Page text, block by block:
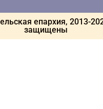
епархия, 2013-
защищены